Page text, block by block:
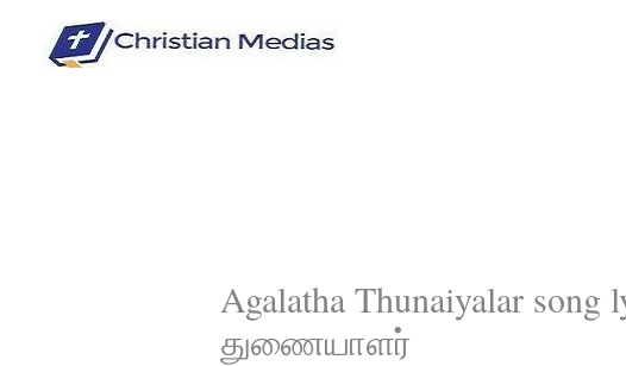
Agalatha Thunaiyalar
துணையாளர்